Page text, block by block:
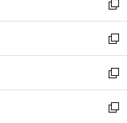
ド
ウ
で
開
く
ィ
ン
ド
ウ
で
開
く
い
ウ
ィ
ン
ド
ウ
で
新
し
い
ウ
ィ
ン
ド
新
し
い
ウ
ィ
新
し
い
新